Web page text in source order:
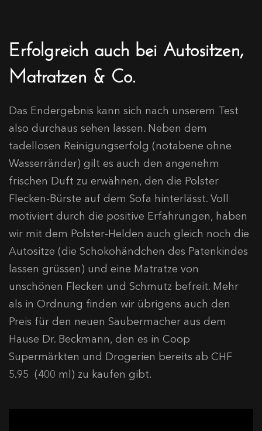
Erfolgreich auch bei Autositzen,
Matratzen & Co.
Das Endergebnis kann sich nach unserem Test
also durchaus sehen lassen. Neben dem
tadellosen Reinigungserfolg (notabene ohne
Wasserränder) gilt es auch den angenehm
frischen Duft zu erwähnen, den die Polster
Flecken-Bürste auf dem Sofa hinterlässt. Voll
motiviert durch die positive Erfahrungen, haben
wir mit dem Polster-Helden auch gleich noch die
Autositze (die Schokohändchen des Patenkindes
lassen grüssen) und eine Matratze von
unschönen Flecken und Schmutz befreit. Mehr
als in Ordnung finden wir übrigens auch den
Preis für den neuen Saubermacher aus dem
Hause Dr. Beckmann, den es in Coop
Supermärkten und Drogerien bereits ab CHF
5.95 (400 ml) zu kaufen gibt.